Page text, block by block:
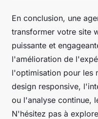
En conclusion, une
transformer votre site
puissante et
l'amélioration de
l'optimisation pour les
design responsive,
ou l'analyse continue,
N'hésitez pas à